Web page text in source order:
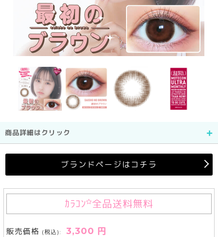
商品詳細はクリック
ブランドページはコチラ
ｶﾗｺﾝ 全品送料無料
販売価格 (税込): 3,300 円